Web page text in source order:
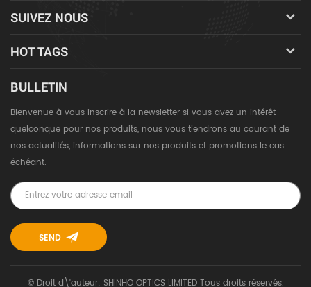
SUIVEZ NOUS
HOT TAGS
BULLETIN
Bienvenue à vous inscrire à la newsletter si vous avez un intérêt
quelconque pour nos produits, nous vous tiendrons au courant de
nos actualités, informations sur nos produits et promotions le cas
échéant.
© Droit d\'auteur: SHINHO OPTICS LIMITED Tous droits réservés.